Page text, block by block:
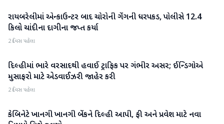
રાષ્ટ્રીય
રાયબરેલીમાં એન્કાઉન્ટર બાદ ચોરોની ગેંગની ધરપકડ, પોલીસે 12.4
કિલો ચાંદીના દાગીના જપ્ત કર્યા
2 દિવસ પહેલા
રાષ્ટ્રીય
દિલ્હીમાં ભારે વરસાદથી હવાઈ ટ્રાફિક પર ગંભીર અસર; ઈન્ડિગોએ
મુસાફરો માટે એડવાઈઝરી જાહેર કરી
2 દિવસ પહેલા
રાષ્ટ્રીય
કેબિનેટે ખાનગી ખાનગી બેંકને દિલ્હી આપી, ફી અને પ્રવેશ માટે નવા